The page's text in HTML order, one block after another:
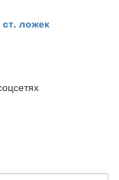
ст. ложек